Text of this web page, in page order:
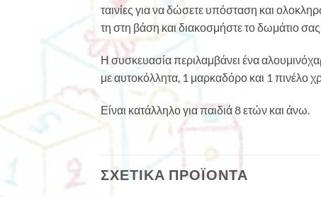
ταινίες για να δώσετε υπόσταση και
τη στη βάση και διακοσμήστε το δωμάτιο
Η συσκευασία περιλαμβάνει ένα
με αυτοκόλλητα, 1 μαρκαδόρο και 1 πινέλο
Είναι κατάλληλο για παιδιά 8 ετών και άνω.
ΣΧΕΤΙΚΆ ΠΡΟΪΌΝΤΑ